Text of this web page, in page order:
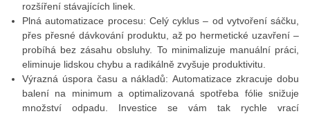
rozšíření stávajících linek.
Plná automatizace procesu: Celý cyklus – od vytvoření sáčku,
přes přesné dávkování produktu, až po hermetické uzavření –
probíhá bez zásahu obsluhy. To minimalizuje manuální práci,
eliminuje lidskou chybu a radikálně zvyšuje produktivitu.
Výrazná úspora času a nákladů: Automatizace zkracuje dobu
balení na minimum a optimalizovaná spotřeba fólie snižuje
množství odpadu. Investice se vám tak rychle vrací